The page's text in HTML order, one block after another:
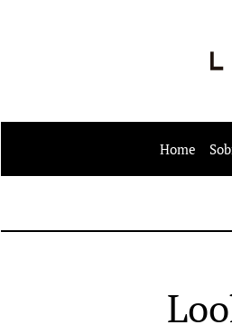
Home